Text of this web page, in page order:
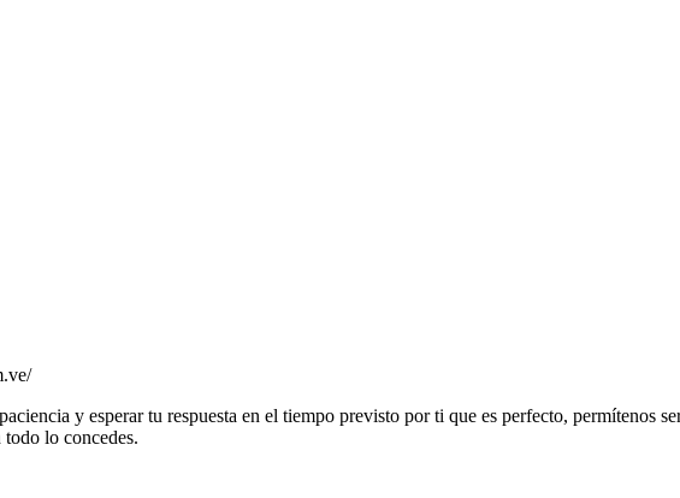
y esperar tu respuesta en el tiempo previsto por ti que es perfecto, permítenos
lo concedes.